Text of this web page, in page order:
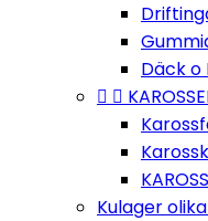
Däck o
 
Kulager